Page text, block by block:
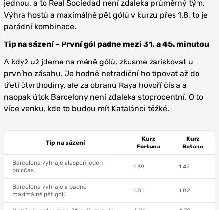
jednou, a to Real Sociedad není zdaleka průměrný tým.
Výhra hostů a maximálně pět gólů v kurzu přes 1.8, to je
parádní kombinace.
Tip na sázení – První gól padne mezi 31. a 45. minutou
A když už jdeme na méně gólů, zkusme zariskovat u
prvního zásahu. Je hodně netradiční ho tipovat až do
třetí čtvrthodiny, ale za obranu Raya hovoří čísla a
naopak útok Barcelony není zdaleka stoprocentní. O to
více venku, kde to budou mít Katalánci těžké.
Tip na sázení
Kurz
Fortuna
Kurz
Betano
Barcelona vyhraje alespoň jeden
poločas
1.39 1.42
Barcelona vyhraje a padne
maximálně pět gólů
1.81 1.82